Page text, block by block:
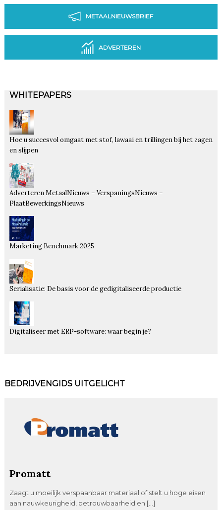
METAALNIEUWSBRIEF
ADVERTEREN
WHITEPAPERS
Hoe u succesvol omgaat met stof, lawaai en trillingen bij het zagen
en slijpen
Adverteren MetaalNieuws – VerspaningsNieuws –
PlaatBewerkingsNieuws
Marketing Benchmark 2025
Serialisatie: De basis voor de gedigitaliseerde productie
Digitaliseer met ERP-software: waar begin je?
BEDRIJVENGIDS UITGELICHT
Promatt
Zaagt u moeilijk verspaanbaar materiaal of stelt u hoge eisen
aan nauwkeurigheid, betrouwbaarheid en […]